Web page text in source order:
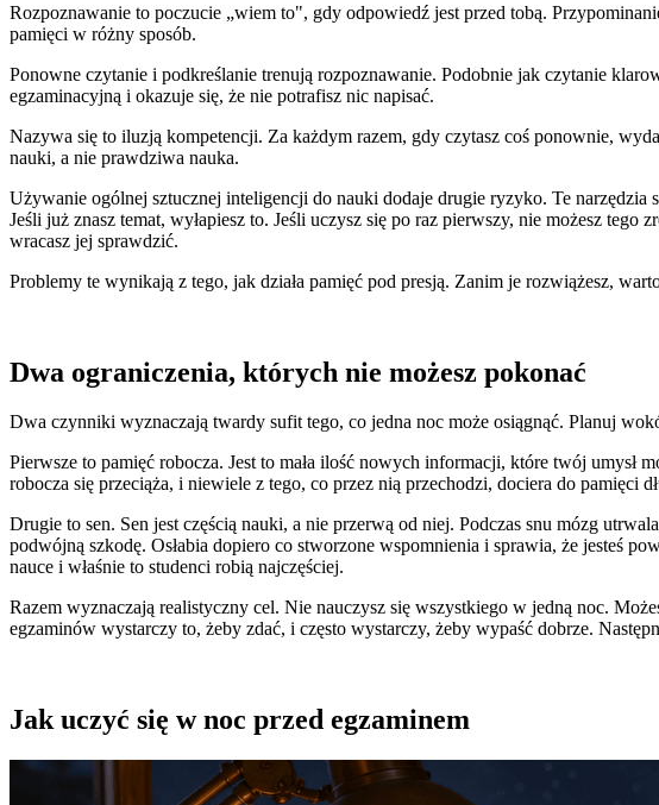
Rozpoznawanie to poczucie „wiem to", gdy odpowiedź jest przed tobą.
pamięci w różny sposób.
Ponowne czytanie i podkreślanie trenują rozpoznawanie. Podobnie jak czytanie
egzaminacyjną i okazuje się, że nie potrafisz nic napisać.
Nazywa się to iluzją kompetencji. Za każdym razem, gdy czytasz coś ponownie,
nauki, a nie prawdziwa nauka.
Używanie ogólnej sztucznej inteligencji do nauki dodaje drugie ryzyko. Te narzędzia
Jeśli już znasz temat, wyłapiesz to. Jeśli uczysz się po raz pierwszy, nie możesz
wracasz jej sprawdzić.
Problemy te wynikają z tego, jak działa pamięć pod presją. Zanim je rozwiążesz,
Dwa ograniczenia, których nie możesz pokonać
Dwa czynniki wyznaczają twardy sufit tego, co jedna noc może osiągnąć. Planuj
Pierwsze to pamięć robocza. Jest to mała ilość nowych informacji, które twój
robocza się przeciąża, i niewiele z tego, co przez nią przechodzi, dociera do pamięci
Drugie to sen. Sen jest częścią nauki, a nie przerwą od niej. Podczas snu mózg
podwójną szkodę. Osłabia dopiero co stworzone wspomnienia i sprawia, że jesteś
nauce i właśnie to studenci robią najczęściej.
Razem wyznaczają realistyczny cel. Nie nauczysz się wszystkiego w jedną noc.
egzaminów wystarczy to, żeby zdać, i często wystarczy, żeby wypaść dobrze.
Jak uczyć się w noc przed egzaminem